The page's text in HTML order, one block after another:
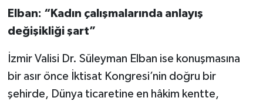
Elban: “Kadın çalışmalarında anlayış
değişikliği şart”
İzmir Valisi Dr. Süleyman Elban ise konuşmasına
bir asır önce İktisat Kongresi’nin doğru bir
şehirde, Dünya ticaretine en hâkim kentte,